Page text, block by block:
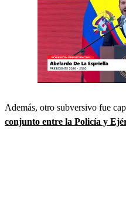
Además, otro subversivo fue
conjunto entre la Policía y